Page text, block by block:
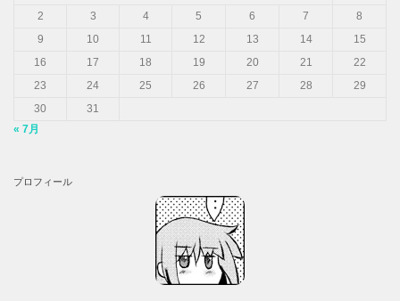
2
3 4 5 6 7
8
9
10 11 12 13 14
15
16
17 18 19 20 21
22
23
24 25 26 27 28
29
30
31
« 7月
プロフィール